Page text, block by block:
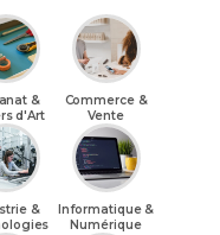
&
d'Art
Commerce &
Vente
&
Informatique &
Numérique